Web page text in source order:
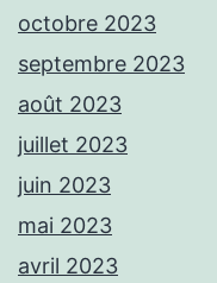
octobre 2023
septembre 2023
août 2023
juillet 2023
juin 2023
mai 2023
avril 2023